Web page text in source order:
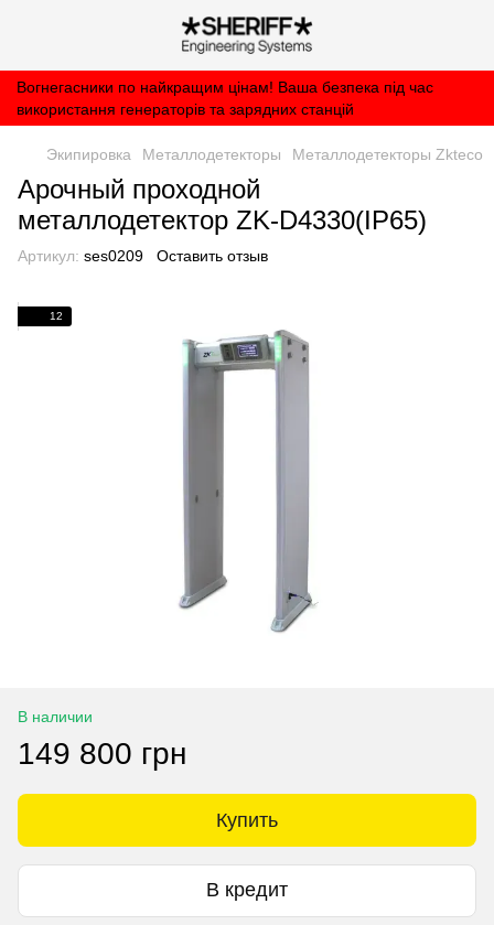
Вогнегасники по найкращим цінам! Ваша безпека під час
використання генераторів та зарядних станцій
Экипировка Металлодетекторы Металлодетекторы Zkteco
Арочный проходной
металлодетектор ZK-D4330(IP65)
Артикул: ses0209 Оставить отзыв
12
В наличии
149 800 грн
Купить
В кредит